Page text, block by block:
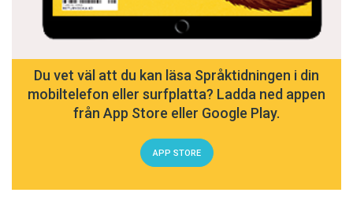
Du vet väl att du kan läsa Språktidningen i din
mobiltelefon eller surfplatta? Ladda ned appen
från App Store eller Google Play.
APP STORE